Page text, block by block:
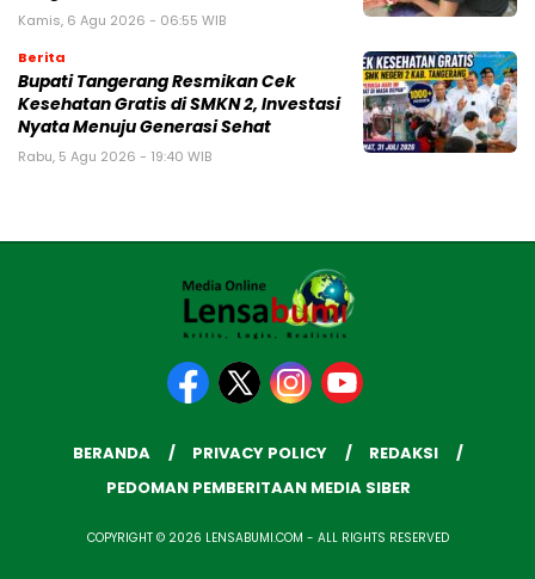
Kamis, 6 Agu 2026 - 06:55 WIB
Berita
‎Bupati Tangerang Resmikan Cek
Kesehatan Gratis di SMKN 2, Investasi
Nyata Menuju Generasi Sehat
Rabu, 5 Agu 2026 - 19:40 WIB
BERANDA PRIVACY POLICY
REDAKSI
PEDOMAN PEMBERITAAN MEDIA SIBER
COPYRIGHT © 2026 LENSABUMI.COM - ALL RIGHTS RESERVED